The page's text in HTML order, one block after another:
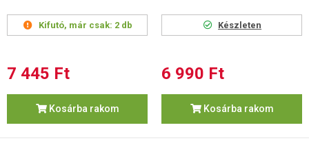
Kifutó, már csak: 2 db
7 445 Ft
Kosárba rakom
Készleten
6 990 Ft
Kosárba rakom